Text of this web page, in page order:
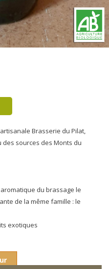
Brasserie du Pilat,
des sources des Monts du
du brassage le
de la même famille : le
exotiques